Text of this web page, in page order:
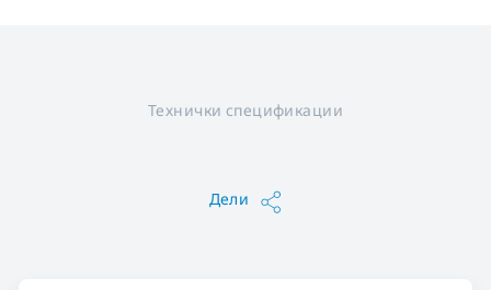
Технички спецификации
Дели